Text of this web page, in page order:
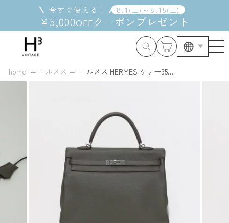
キ
今すぐ使える！ 8 . 1 ( 土) ～ 8 . 15( 土)
¥5,000OFFクーポン プレゼント
home エルメス エルメス HERMES ケリー35...